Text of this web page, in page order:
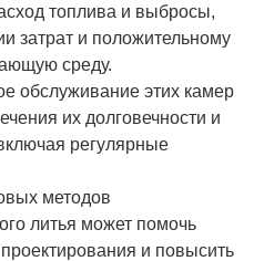
топлива и выбросы,
затрат и положительному
среду.
обслуживание этих камер
их долговечности и
регулярные
методов
литья может помочь
и повысить